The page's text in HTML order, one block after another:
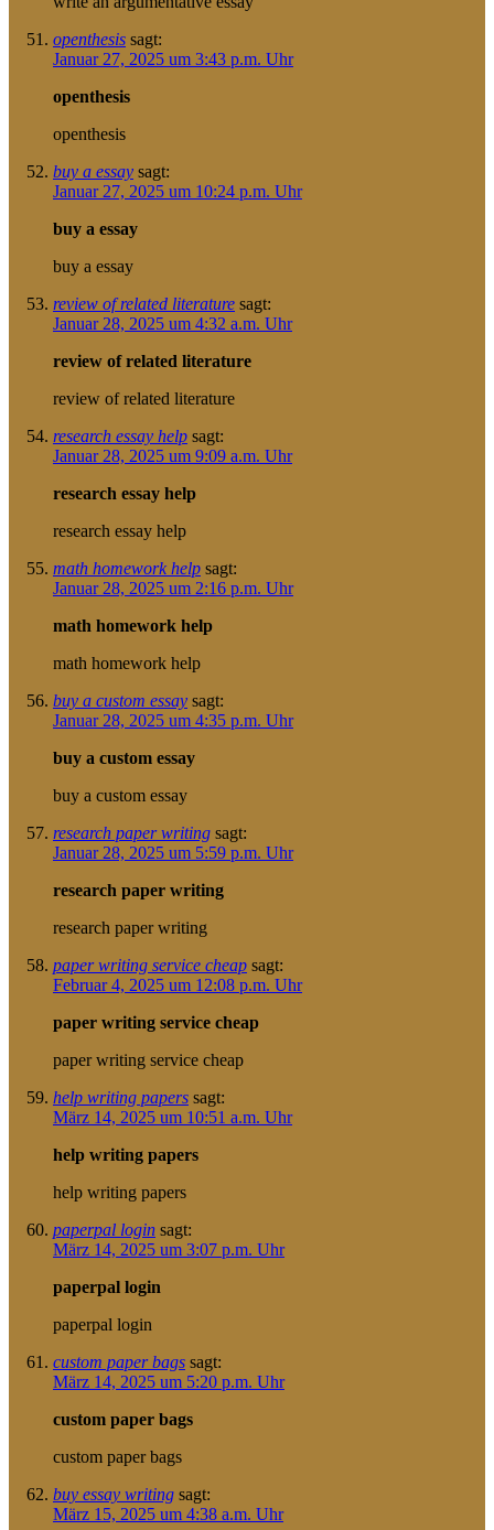
openthesis sagt:
Januar 27, 2025 um 3:43 p.m. Uhr
openthesis
openthesis
buy a essay sagt:
Januar 27, 2025 um 10:24 p.m. Uhr
buy a essay
buy a essay
review of related literature sagt:
Januar 28, 2025 um 4:32 a.m. Uhr
review of related literature
review of related literature
research essay help sagt:
Januar 28, 2025 um 9:09 a.m. Uhr
research essay help
research essay help
math homework help sagt:
Januar 28, 2025 um 2:16 p.m. Uhr
math homework help
math homework help
buy a custom essay sagt:
Januar 28, 2025 um 4:35 p.m. Uhr
buy a custom essay
buy a custom essay
research paper writing sagt:
Januar 28, 2025 um 5:59 p.m. Uhr
research paper writing
research paper writing
paper writing service cheap sagt:
Februar 4, 2025 um 12:08 p.m. Uhr
paper writing service cheap
paper writing service cheap
help writing papers sagt:
März 14, 2025 um 10:51 a.m. Uhr
help writing papers
help writing papers
paperpal login sagt:
März 14, 2025 um 3:07 p.m. Uhr
paperpal login
paperpal login
custom paper bags sagt:
März 14, 2025 um 5:20 p.m. Uhr
custom paper bags
custom paper bags
buy essay writing sagt:
März 15, 2025 um 4:38 a.m. Uhr